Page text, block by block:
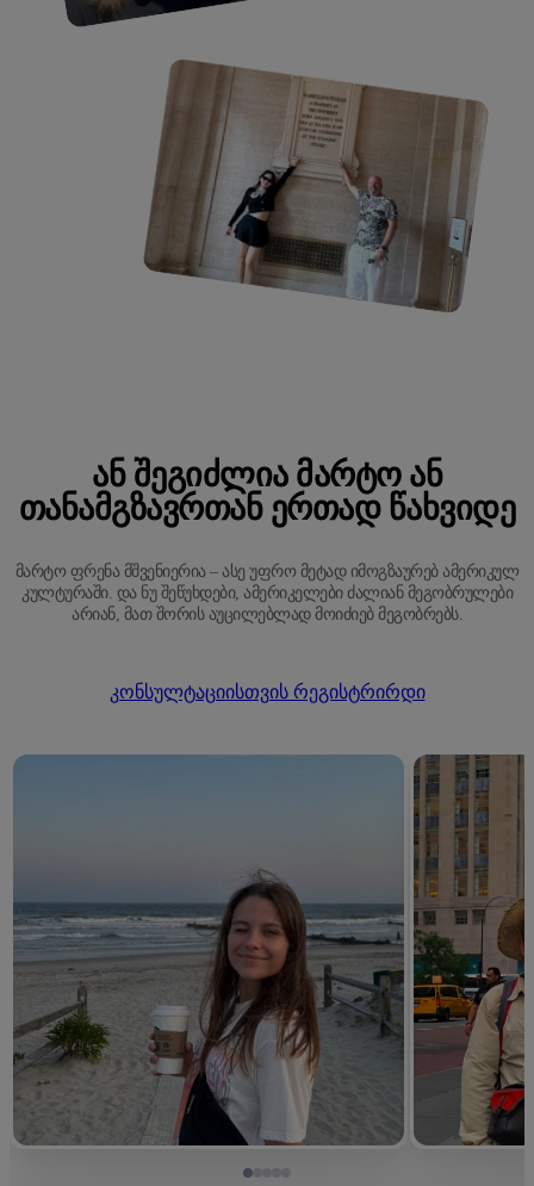
ᲐᲜ ᲨᲔᲒᲘᲫᲚᲘᲐ ᲛᲐᲠᲢᲝ ᲐᲜ
ᲗᲐᲜᲐᲛᲒᲖᲐᲕᲠᲗᲐᲜ ᲔᲠᲗᲐᲓ ᲬᲐᲮᲕᲘᲓᲔ
მარტო ფრენა მშვენიერია – ასე უფრო მეტად იმოგზაურებ ამერიკულ
კულტურაში. და ნუ შეწუხდები, ამერიკელები ძალიან მეგობრულები
არიან, მათ შორის აუცილებლად მოიძიებ მეგობრებს.
კონსულტაციისთვის რეგისტრირდი